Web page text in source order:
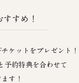
すめ！
ケットをプレゼント！
予約特典を合わせて
す！